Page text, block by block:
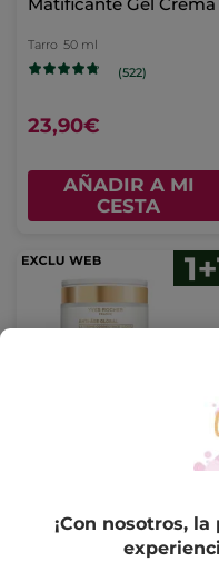
Tarro 50 ml
(522)
23,90€
AÑADIR A MI
CESTA
Correctora
- Todo Tipo de Pieles
117,80€
¡Con nosotros,